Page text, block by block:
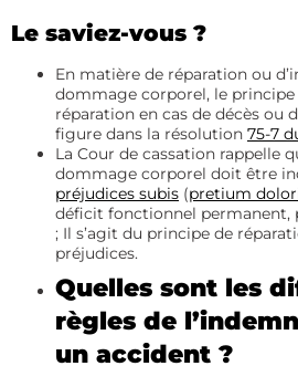
Le saviez-vous ?
En matière de réparation ou
dommage corporel, le
réparation en cas de décès ou
figure dans la résolution 75-7
La Cour de cassation rappelle
dommage corporel doit être
préjudices subis (pretium
déficit fonctionnel permanent,
; Il s’agit du principe de
préjudices.
Quelles sont les
règles de
un accident ?